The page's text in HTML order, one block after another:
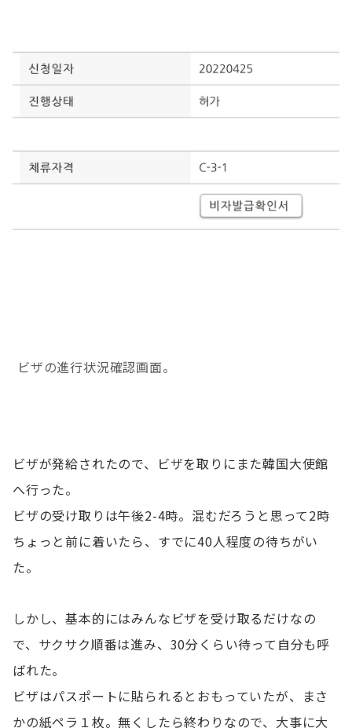
ビザの進行状況確認画面。
ビザが発給されたので、ビザを取りにまた韓国大使館
へ行った。
ビザの受け取りは午後2-4時。混むだろうと思って2時
ちょっと前に着いたら、すでに40人程度の待ちがい
た。
しかし、基本的にはみんなビザを受け取るだけなの
で、サクサク順番は進み、30分くらい待って自分も呼
ばれた。
ビザはパスポートに貼られるとおもっていたが、まさ
かの紙ペラ１枚。無くしたら終わりなので、大事に大